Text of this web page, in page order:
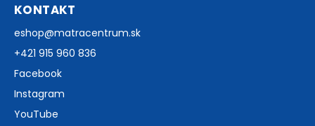
KONTAKT
eshop@matracentrum.sk
+421 915 960 836
Facebook
Instagram
YouTube